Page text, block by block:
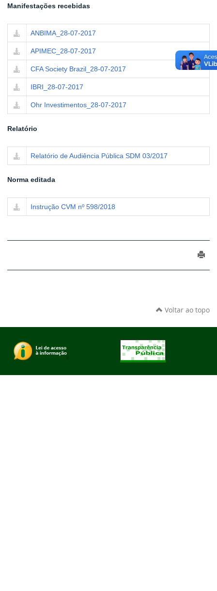
Manifestações recebidas
ANBIMA_28-07-2017
APIMEC_28-07-2017
CFA Society Brazil_28-07-2017
IBRI_28-07-2017
Ohr Investimentos_28-07-2017
Relatório
Relatório de Audiência Pública SDM 03/2017
Norma editada
Instrução CVM nº 598/2018
Voltar ao topo